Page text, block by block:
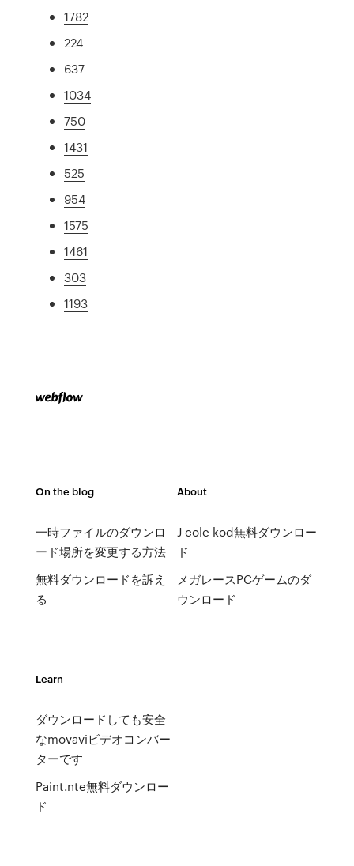
1782
224
637
1034
750
1431
525
954
1575
1461
303
1193
On the blog
一時ファイルのダウンロ
ード場所を変更する方法
無料ダウンロードを訴え
る
About
J cole kod無料ダウンロー
ド
メガレースPCゲームのダ
ウンロード
Learn
ダウンロードしても安全
なmovaviビデオコンバー
ターです
Paint.nte無料ダウンロー
ド